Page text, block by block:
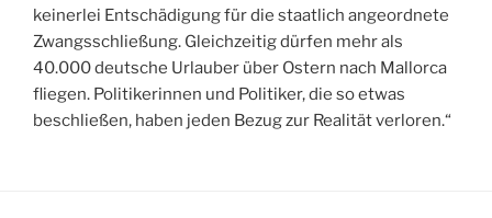
keinerlei Entschädigung für die staatlich angeordnete
Zwangsschließung. Gleichzeitig dürfen mehr als
40.000 deutsche Urlauber über Ostern nach Mallorca
fliegen. Politikerinnen und Politiker, die so etwas
beschließen, haben jeden Bezug zur Realität verloren.“